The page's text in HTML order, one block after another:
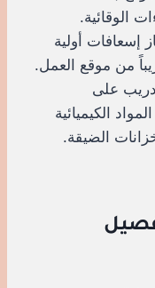
إسعافات أولية
من موقع العمل.
على
الكيميائية
الضيقة.